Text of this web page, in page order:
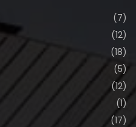
(7)
(12)
(18)
(5)
(12)
(1)
(17)